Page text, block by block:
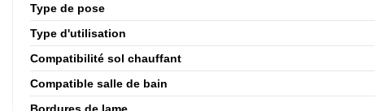
Type de pose
Type d'utilisation
Compatibilité sol chauffant
Compatible salle de bain
Bordures de lame